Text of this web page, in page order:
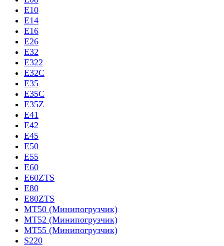
E10
E14
E16
E26
E32
E322
E32C
E35
E35C
E35Z
E41
E42
E45
E50
E55
E60
E60ZTS
E80
E80ZTS
MT50 (Минипогрузчик)
MT52 (Минипогрузчик)
MT55 (Минипогрузчик)
S220